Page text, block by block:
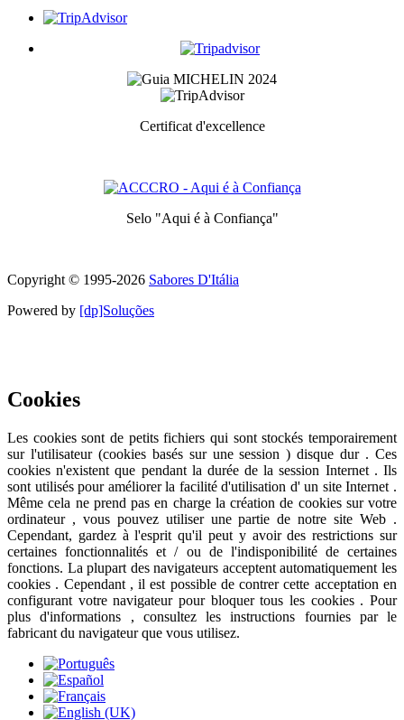
Certificat d'excellence
Selo "Aqui é à Confiança"
Copyright © 1995-2026 Sabores D'Itália
Powered by [dp]Soluções
Cookies
Les cookies sont de petits fichiers qui sont stockés temporairement
sur ​​l'utilisateur (cookies basés sur une session ) disque dur . Ces
cookies n'existent que pendant la durée de la session Internet . Ils
sont utilisés pour améliorer la facilité d'utilisation d' un site Internet .
Même cela ne prend pas en charge la création de cookies sur votre
ordinateur , vous pouvez utiliser une partie de notre site Web .
Cependant, gardez à l'esprit qu'il peut y avoir des restrictions sur
certaines fonctionnalités et / ou de l'indisponibilité de certaines
fonctions. La plupart des navigateurs acceptent automatiquement les
cookies . Cependant , il est possible de contrer cette acceptation en
configurant votre navigateur pour bloquer tous les cookies . Pour
plus d'informations , consultez les instructions fournies par le
fabricant du navigateur que vous utilisez.